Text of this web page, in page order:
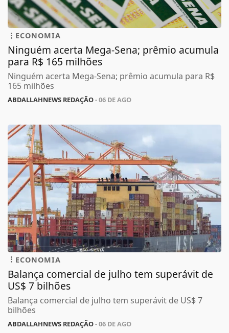
ECONOMIA
Ninguém acerta Mega-Sena; prêmio acumula
para R$ 165 milhões
Ninguém acerta Mega-Sena; prêmio acumula para R$
165 milhões
ABDALLAHNEWS REDAÇÃO- 06 DE AGO
ECONOMIA
Balança comercial de julho tem superávit de
US$ 7 bilhões
Balança comercial de julho tem superávit de US$ 7
bilhões
ABDALLAHNEWS REDAÇÃO- 06 DE AGO